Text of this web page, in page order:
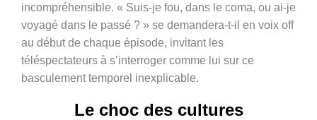
incompréhensible. « Suis-je fou, dans le coma, ou ai-je
voyagé dans le passé ? » se demandera-t-il en voix off
au début de chaque épisode, invitant les
téléspectateurs à s’interroger comme lui sur ce
basculement temporel inexplicable.
Le choc des cultures